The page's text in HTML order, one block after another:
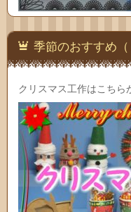
季節のおすすめ（
クリスマス工作はこちら